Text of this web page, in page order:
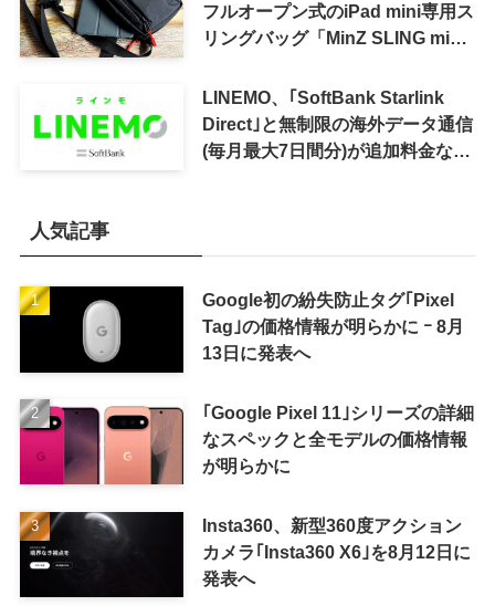
フルオープン式のiPad mini専用ス
リングバッグ「MinZ SLING mini
LINEMO、｢SoftBank Starlink
Direct｣と無制限の海外データ通信
(毎月最大7日間分)が追加料金なし
人気記事
Google初の紛失防止タグ｢Pixel
Tag｣の価格情報が明らかに ｰ 8月
13日に発表へ
｢Google Pixel 11｣シリーズの詳細
なスペックと全モデルの価格情報
が明らかに
Insta360、新型360度アクション
カメラ｢Insta360 X6｣を8月12日に
発表へ